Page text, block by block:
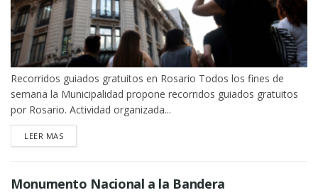
Recorridos guiados gratuitos en Rosario Todos los fines de
semana la Municipalidad propone recorridos guiados gratuitos
por Rosario. Actividad organizada...
LEER MASDETAILS
Monumento Nacional a la Bandera